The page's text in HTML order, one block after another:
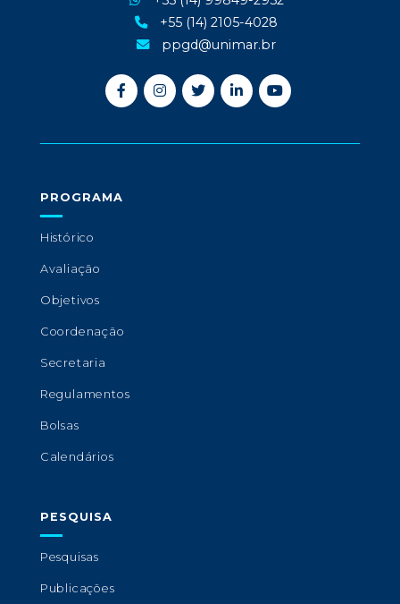
+55 (14) 2105-4028
ppgd@unimar.br
PROGRAMA
Histórico
Avaliação
Objetivos
Coordenação
Secretaria
Regulamentos
Bolsas
Calendários
PESQUISA
Pesquisas
Publicações